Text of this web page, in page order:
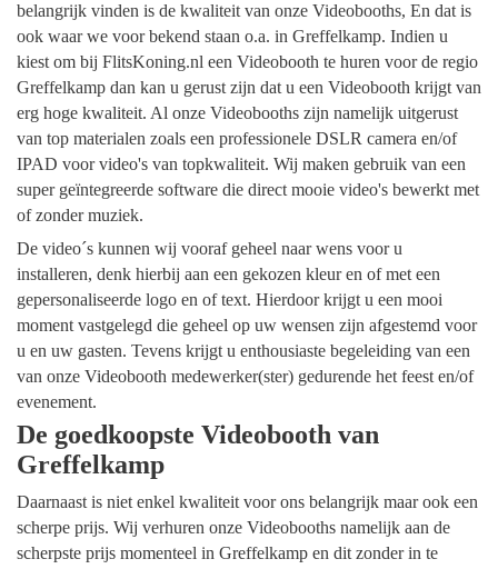
belangrijk vinden is de kwaliteit van onze Videobooths, En dat is
ook waar we voor bekend staan o.a. in Greffelkamp. Indien u
kiest om bij FlitsKoning.nl een Videobooth te huren voor de regio
Greffelkamp dan kan u gerust zijn dat u een Videobooth krijgt van
erg hoge kwaliteit. Al onze Videobooths zijn namelijk uitgerust
van top materialen zoals een professionele DSLR camera en/of
IPAD voor video's van topkwaliteit. Wij maken gebruik van een
super geïntegreerde software die direct mooie video's bewerkt met
of zonder muziek.
De video´s kunnen wij vooraf geheel naar wens voor u
installeren, denk hierbij aan een gekozen kleur en of met een
gepersonaliseerde logo en of text. Hierdoor krijgt u een mooi
moment vastgelegd die geheel op uw wensen zijn afgestemd voor
u en uw gasten. Tevens krijgt u enthousiaste begeleiding van een
van onze Videobooth medewerker(ster) gedurende het feest en/of
evenement.
De goedkoopste Videobooth van
Greffelkamp
Daarnaast is niet enkel kwaliteit voor ons belangrijk maar ook een
scherpe prijs. Wij verhuren onze Videobooths namelijk aan de
scherpste prijs momenteel in Greffelkamp en dit zonder in te